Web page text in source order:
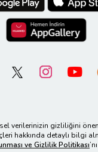
verilerinizin gizliliğini
hakkında detaylı bilgi
ve Gizlilik Politikası